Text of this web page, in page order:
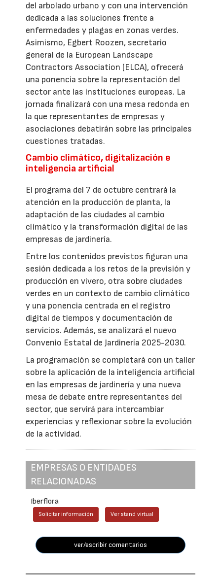
del arbolado urbano y con una intervención
dedicada a las soluciones frente a
enfermedades y plagas en zonas verdes.
Asimismo, Egbert Roozen, secretario
general de la European Landscape
Contractors Association (ELCA), ofrecerá
una ponencia sobre la representación del
sector ante las instituciones europeas. La
jornada finalizará con una mesa redonda en
la que representantes de empresas y
asociaciones debatirán sobre las principales
cuestiones tratadas.
Cambio climático, digitalización e
inteligencia artificial
El programa del 7 de octubre centrará la
atención en la producción de planta, la
adaptación de las ciudades al cambio
climático y la transformación digital de las
empresas de jardinería.
Entre los contenidos previstos figuran una
sesión dedicada a los retos de la previsión y
producción en vivero, otra sobre ciudades
verdes en un contexto de cambio climático
y una ponencia centrada en el registro
digital de tiempos y documentación de
servicios. Además, se analizará el nuevo
Convenio Estatal de Jardinería 2025-2030.
La programación se completará con un taller
sobre la aplicación de la inteligencia artificial
en las empresas de jardinería y una nueva
mesa de debate entre representantes del
sector, que servirá para intercambiar
experiencias y reflexionar sobre la evolución
de la actividad.
EMPRESAS O ENTIDADES
RELACIONADAS
Iberflora
Solicitar información Ver stand virtual
ver/escribir comentarios